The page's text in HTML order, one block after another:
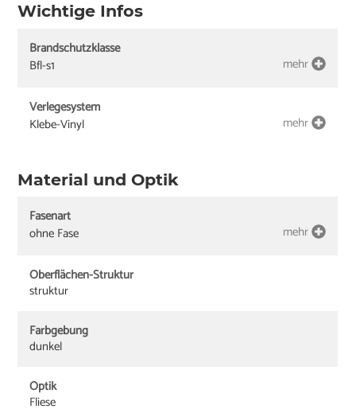
Wichtige Infos
Brandschutzklasse
Bfl-s1
mehr
Verlegesystem
Klebe-Vinyl
mehr
Material und Optik
Fasenart
ohne Fase
mehr
Oberflächen-Struktur
struktur
Farbgebung
dunkel
Optik
Fliese